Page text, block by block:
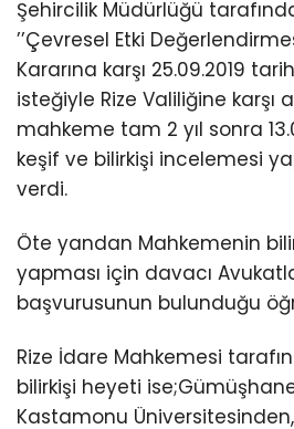
Şehircilik Müdürlüğü
’’Çevresel Etki
Kararına karşı 25.09.2019
isteğiyle Rize Valiliğine karşı
mahkeme tam 2 yıl sonra
keşif ve bilirkişi incelemesi
verdi.
Öte yandan Mahkemenin
yapması için davacı
başvurusunun bulunduğu
Rize İdare Mahkemesi
bilirkişi heyeti
Kastamonu